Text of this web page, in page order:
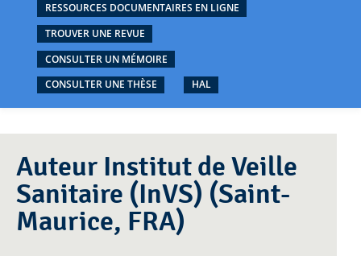
RESSOURCES DOCUMENTAIRES EN LIGNE
TROUVER UNE REVUE
CONSULTER UN MÉMOIRE
CONSULTER UNE THÈSE
HAL
Auteur Institut de Veille
Sanitaire (InVS) (Saint-
Maurice, FRA)